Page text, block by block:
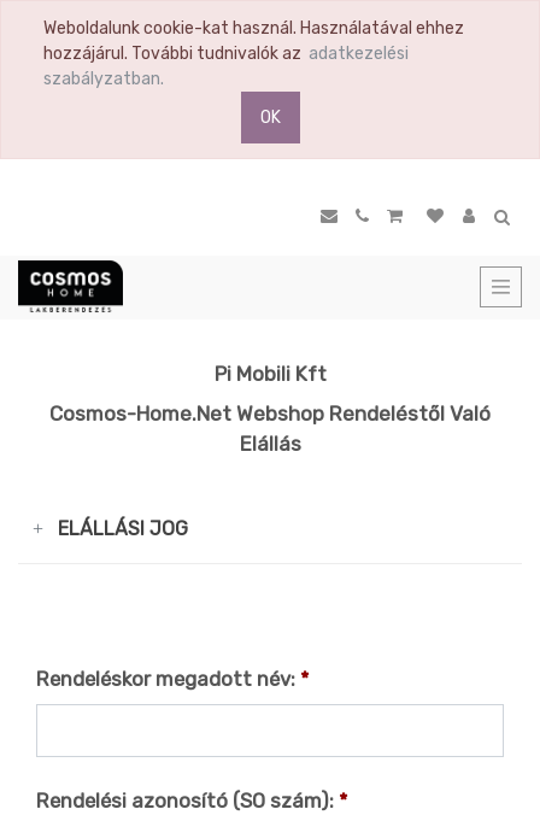
Weboldalunk cookie-kat használ. Használatával ehhez
hozzájárul. További tudnivalók az adatkezelési
szabályzatban.
OK
Pi Mobili Kft
Cosmos-Home.net Webshop Rendeléstől Való
Elállás
ELÁLLÁSI JOG
Rendeléskor megadott név:
Rendelési azonosító (SO szám):